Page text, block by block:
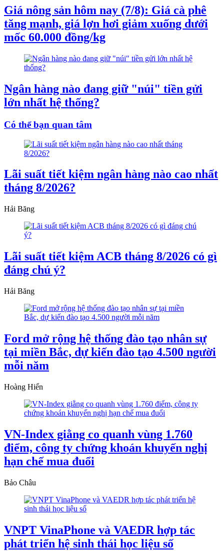
Giá nông sản hôm nay (7/8): Giá cà phê
tăng mạnh, giá lợn hơi giảm xuống dưới
mốc 60.000 đồng/kg
Ngân hàng nào đang giữ "núi" tiền gửi
lớn nhất hệ thống?
Có thể bạn quan tâm
Lãi suất tiết kiệm ngân hàng nào cao nhất
tháng 8/2026?
Hải Băng
Lãi suất tiết kiệm ACB tháng 8/2026 có gì
đáng chú ý?
Hải Băng
Ford mở rộng hệ thống đào tạo nhân sự
tại miền Bắc, dự kiến đào tạo 4.500 người
mỗi năm
Hoàng Hiển
VN-Index giằng co quanh vùng 1.760
điểm, công ty chứng khoán khuyến nghị
hạn chế mua đuổi
Bảo Châu
VNPT VinaPhone và VAEDR hợp tác
phát triển hệ sinh thái học liệu số